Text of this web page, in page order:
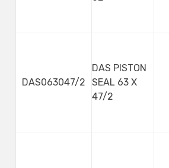
DAS063047/2
DAS PISTON
SEAL 63 X
47/2